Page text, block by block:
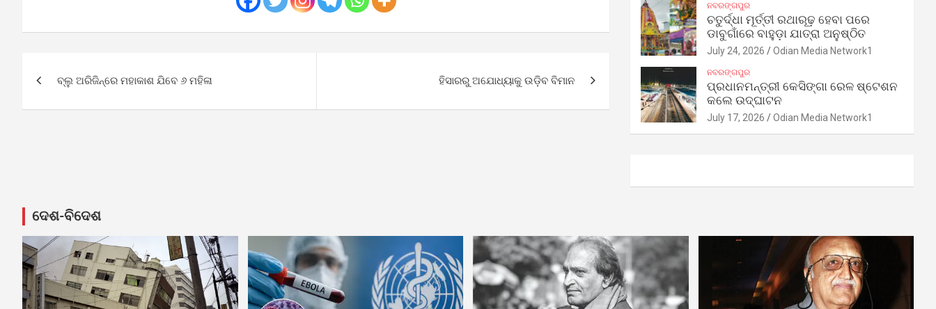
navigation
ବ୍ଲୁ ଅରିଜିନ୍‌ରେ ମହାକାଶ ଯିବେ ୬ ମହିଳା ହିସାରରୁ ଅଯୋଧ୍ୟାକୁ ଉଡ଼ିବ ବିମାନ
ନବରଙ୍ଗପୁର
ଚତୁର୍ଦ୍ଧା ମୂର୍ତ୍ତୀ ରଥାରୂଢ଼ ହେବା ପରେ
ଡାବୁଗାଁରେ ବାହୁଡ଼ା ଯାତ୍ରା ଅନୁଷ୍ଠିତ
July 24, 2026 Odian Media Network1
ନବରଙ୍ଗପୁର
ପ୍ରଧାନମନ୍ତ୍ରୀ କେସିଙ୍ଗା ରେଳ ଷ୍ଟେଶନ
କଲେ ଉଦ୍‌ଘାଟନ
July 17, 2026 Odian Media Network1
ଦେଶ-ବିଦେଶ